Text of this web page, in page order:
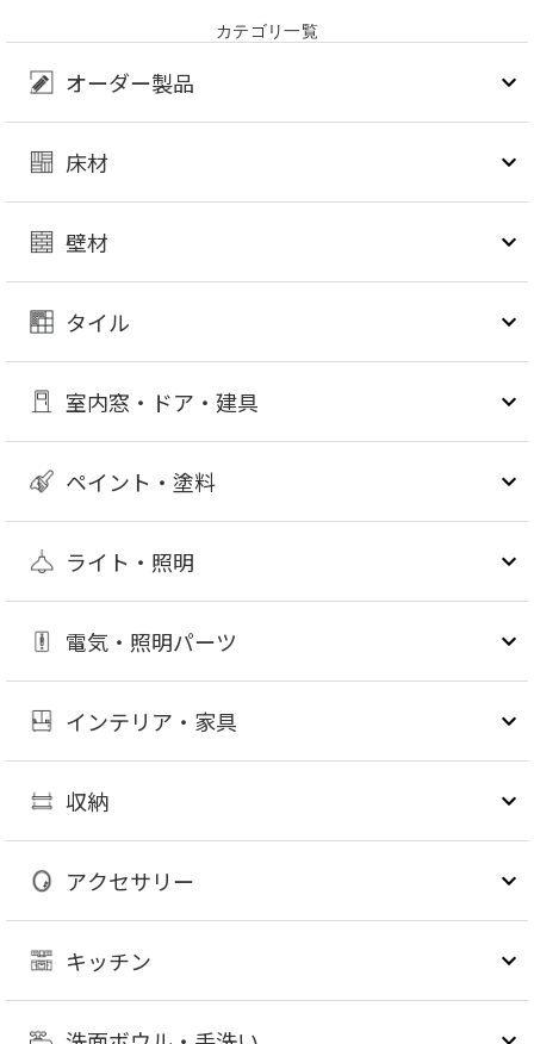
カテゴリ一覧
オーダー製品
床材
壁材
タイル
室内窓・ドア・建具
ペイント・塗料
ライト・照明
電気・照明パーツ
インテリア・家具
収納
アクセサリー
キッチン